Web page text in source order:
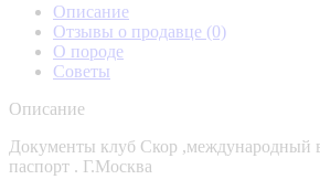
Описание
Отзывы о продавце (0)
О породе
Советы
Описание
Документы клуб Скор ,международный
паспорт . Г.Москва